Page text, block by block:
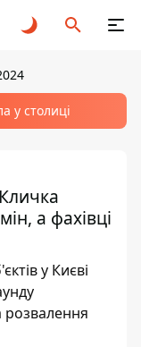
у столиці
а фахівці
у Києві
розвалення